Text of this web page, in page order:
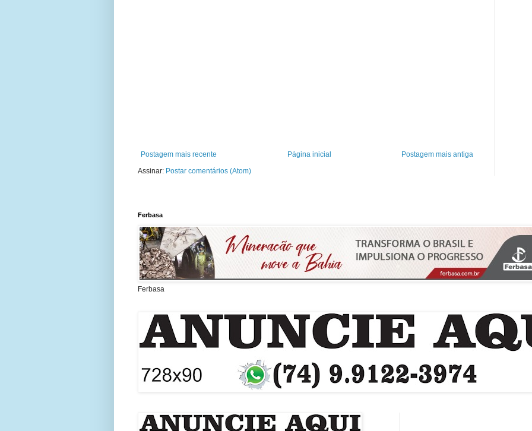
Postagem mais recente Postagem mais antiga
Página inicial
Assinar: Postar comentários (Atom)
Ferbasa
Ferbasa